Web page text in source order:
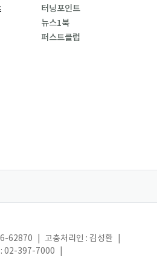
터닝포인트
뉴스1북
퍼스트클럽
62870 고충처리인 : 김성환
: 02-397-7000